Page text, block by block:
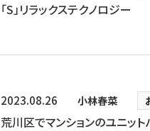
「S」リラックステクノロジー
2023.08.26 小林春菜
荒川区でマンションのユニッ